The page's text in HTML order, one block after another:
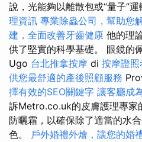
說，光能夠以離散包或“量子”運
理資訊 專業除蟲公司，幫助您
建，全面改善牙齒健康 他的理
供了堅實的科學基礎。 眼鏡的
Ugo 台北推拿按摩 di 按摩證
供您最舒適的產後照顧服務
擇有效的SEO關鍵字 讓客廳成
訴Metro.co.uk的皮膚護理專家
防曬霜，以確保除了適當的水
色。 戶外婚禮外燴，讓您的婚